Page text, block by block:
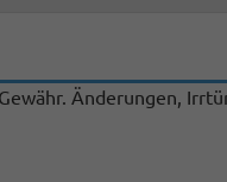
Änderungen,